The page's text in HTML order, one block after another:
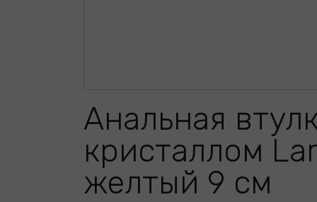
Анальная
кристаллом
желтый 9 см